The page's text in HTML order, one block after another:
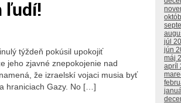
ľudí!
týždeň pokúsil upokojiť
jeho zjavné znepokojenie nad
že izraelskí vojaci musia byť
hraniciach Gazy. No […]
júl
jún
máj
apríl